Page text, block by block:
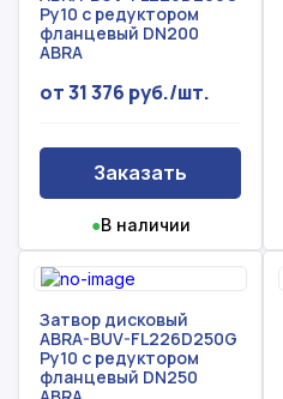
Ру10 с редуктором
фланцевый DN200
ABRA
от 31 376 руб./шт.
Заказать
●В наличии
Затвор дисковый
ABRA-BUV-FL226D250G
Ру10 с редуктором
фланцевый DN250